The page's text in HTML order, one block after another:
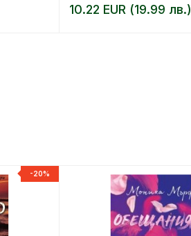
10.22 EUR (19.99 лв.)
-20%